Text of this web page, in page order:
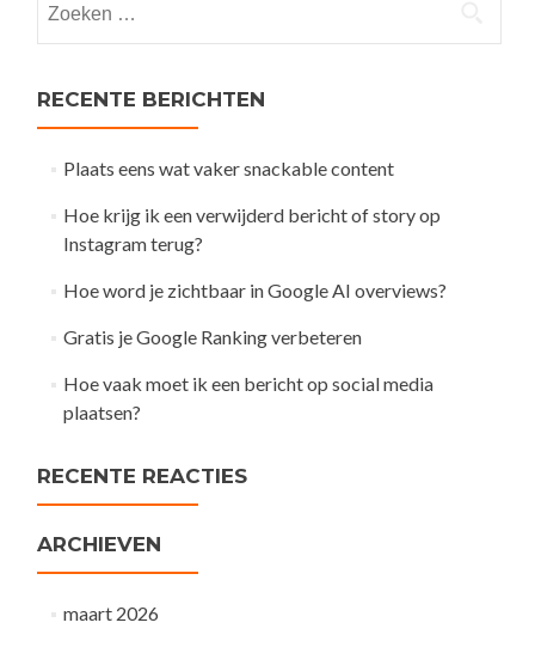
naar:
RECENTE BERICHTEN
Plaats eens wat vaker snackable content
Hoe krijg ik een verwijderd bericht of story op
Instagram terug?
Hoe word je zichtbaar in Google AI overviews?
Gratis je Google Ranking verbeteren
Hoe vaak moet ik een bericht op social media
plaatsen?
RECENTE REACTIES
ARCHIEVEN
maart 2026